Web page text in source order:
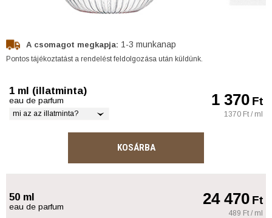
A csomagot megkapja: 1-3 munkanap
Pontos tájékoztatást a rendelést feldolgozása után küldünk.
1 ml (illatminta)
eau de parfum
mi az az illatminta?
1 370Ft
1370 Ft / ml
KOSÁRBA
50 ml
eau de parfum 24 470Ft
489 Ft / ml